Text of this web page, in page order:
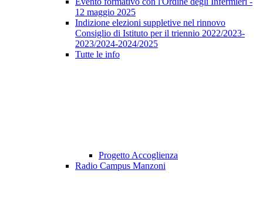
12 maggio 2025
Indizione elezioni suppletive nel rinnovo
Consiglio di Istituto per il triennio 2022/2023-
2023/2024-2024/2025
Tutte le info
Progetto Accoglienza
Radio Campus Manzoni